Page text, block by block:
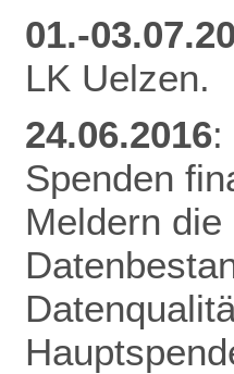
01.-
LK Uelzen.
24.06.2016:
Spenden
Meldern